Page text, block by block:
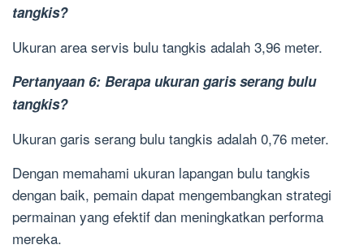
tangkis?
Ukuran area servis bulu tangkis adalah 3,96 meter.
Pertanyaan 6: Berapa ukuran garis serang bulu
tangkis?
Ukuran garis serang bulu tangkis adalah 0,76 meter.
Dengan memahami ukuran lapangan bulu tangkis
dengan baik, pemain dapat mengembangkan strategi
permainan yang efektif dan meningkatkan performa
mereka.